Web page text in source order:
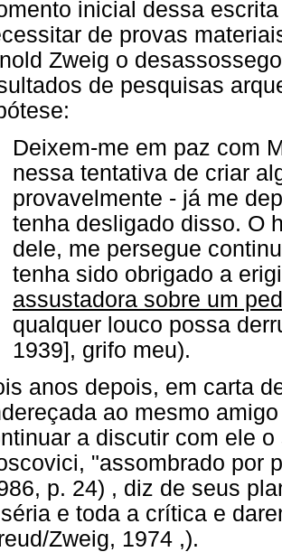
inicial dessa
de provas
Zweig o
de pesquisas
Deixem-me em paz com
nessa tentativa de criar
provavelmente - já me
tenha desligado disso. O
dele, me persegue
tenha sido obrigado a
assustadora sobre um
qualquer louco possa
1939], grifo meu).
anos depois, em carta
ao mesmo
a discutir com ele
"assombrado por
p. 24) , diz de seus
e toda a crítica e
Zweig, 1974 ,).